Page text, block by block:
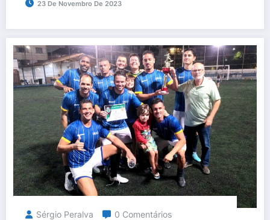
23 De Novembro De 2023
Sérgio Peralva 0 Comentários